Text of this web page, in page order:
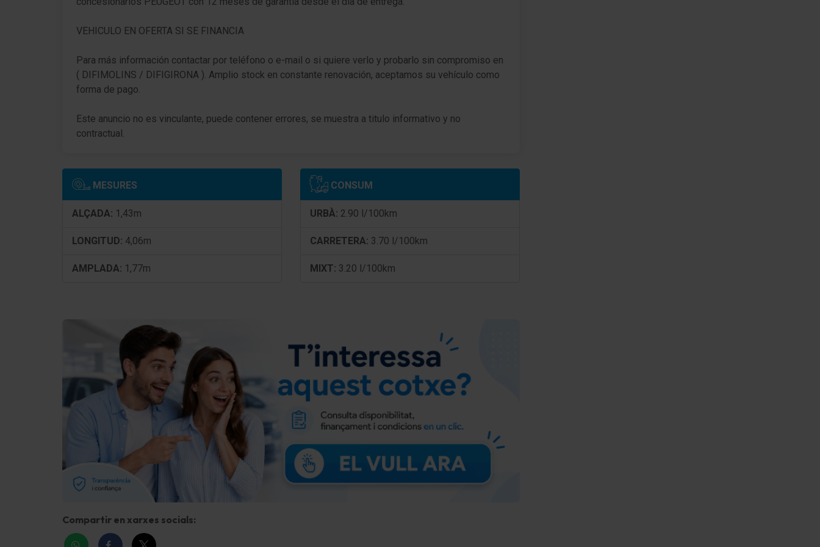
Parabrisas aislamiento para ruido
Ventanilla lateral detrás y Luna trasera
oscurecidos
4 Altavoces
Servicio móvil Online Mirror Screen
Indicador multifunción con pantalla en color
Panel de instrumentos con Matrix-Display
Ordenador de a bordo
Sistema control presión neumáticos
Control de crucero (Tempomat) incl. Sistema
limitador de velocidad
Airbag conductor/acompañante
Sistema de airbag para la cabeza detrás
Sistema de airbag para la cabeza
Airbag lateral delante
Airbag lateral detrás
Airbag acompañante Desconectable
Aire acondicionado
Enchufe (enchufe 12V) en consola central
Sistema antibloqueo (ABS)
freno de emergencia (Active Safety Brake)
frontal con función del freno
carril (Soporte de la dirección)
Volante con Palancas de cambio
Dirección asistida eléctric.
Regulación antideslizante (ASR)
Programa electrónico de estabilidad (ESP,
Asistente a la conducción: Asistente de subidas
Cable para la carga Green Up con Modelo 2
VEHICULO EN OFERTA SI SE FINANCIA
Para más información contactar por teléfono o e-mail o si quiere verlo y probarlo sin compromiso en
( DIFIMOLINS / DIFIGIRONA ). Amplio stock en constante renovación, aceptamos su vehículo como
forma de pago.
Este anuncio no es vinculante, puede contener errores, se muestra a titulo informativo y no
contractual.
MESURES
ALÇADA: 1,43m
LONGITUD: 4,06m
AMPLADA: 1,77m
CONSUM
URBÀ: 2.90 l/100km
CARRETERA: 3.70 l/100km
MIXT: 3.20 l/100km
Compartir en xarxes socials: